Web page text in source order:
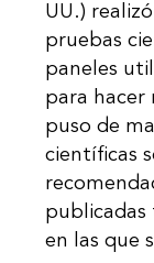
UU.)
pruebas
paneles
para hacer
puso de
científicas
publicadas
en las que